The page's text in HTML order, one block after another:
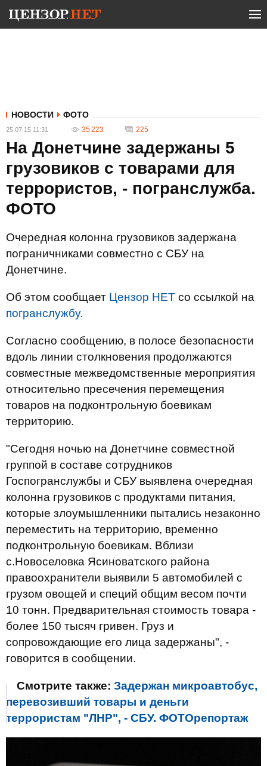
НОВОСТИ ФОТО
25.07.15 11:31 35 223 225
На Донетчине задержаны 5
грузовиков с товарами для
террористов, - погранслужба.
ФОТО
Очередная колонна грузовиков задержана
пограничниками совместно с СБУ на
Донетчине.
Об этом сообщает Цензор НЕТ со ссылкой на
погранслужбу.
Согласно сообщению, в полосе безопасности
вдоль линии столкновения продолжаются
совместные межведомственные мероприятия
относительно пресечения перемещения
товаров на подконтрольную боевикам
территорию.
"Сегодня ночью на Донетчине совместной
группой в составе сотрудников
Госпогранслужбы и СБУ выявлена очередная
колонна грузовиков с продуктами питания,
которые злоумышленники пытались незаконно
переместить на территорию, временно
подконтрольную боевикам. Вблизи
с.Новоселовка Ясиноватского района
правоохранители выявили 5 автомобилей с
грузом овощей и специй общим весом почти
10 тонн. Предварительная стоимость товара -
более 150 тысяч гривен. Груз и
сопровождающие его лица задержаны", -
говорится в сообщении.
Смотрите также: Задержан микроавтобус,
перевозивший товары и деньги
террористам "ЛНР", - СБУ. ФОТОрепортаж